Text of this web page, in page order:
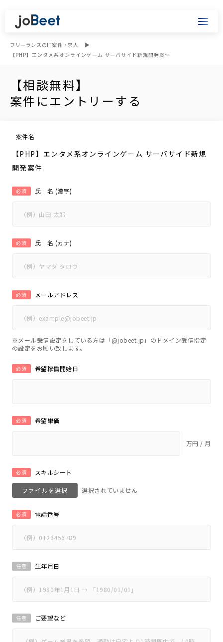
フリーランスのIT案件・求人
【PHP】エンタメ系オンラインゲーム サーバサイド新規開発案件
【相談無料】
案件にエントリーする
案件名
【PHP】エンタメ系オンラインゲーム サーバサイド新規
開発案件
氏 名 (漢字)
必須
氏 名 (カナ)
必須
メールアドレス
必須
※メール受信設定をしている方は「@jobeet.jp」のドメイン受信指定
の設定をお願い致します。
希望稼働開始日
必須
希望単価
必須
万円 / 月
スキルシート
必須
ファイルを選択
電話番号
必須
生年月日
任意
ご要望など
任意